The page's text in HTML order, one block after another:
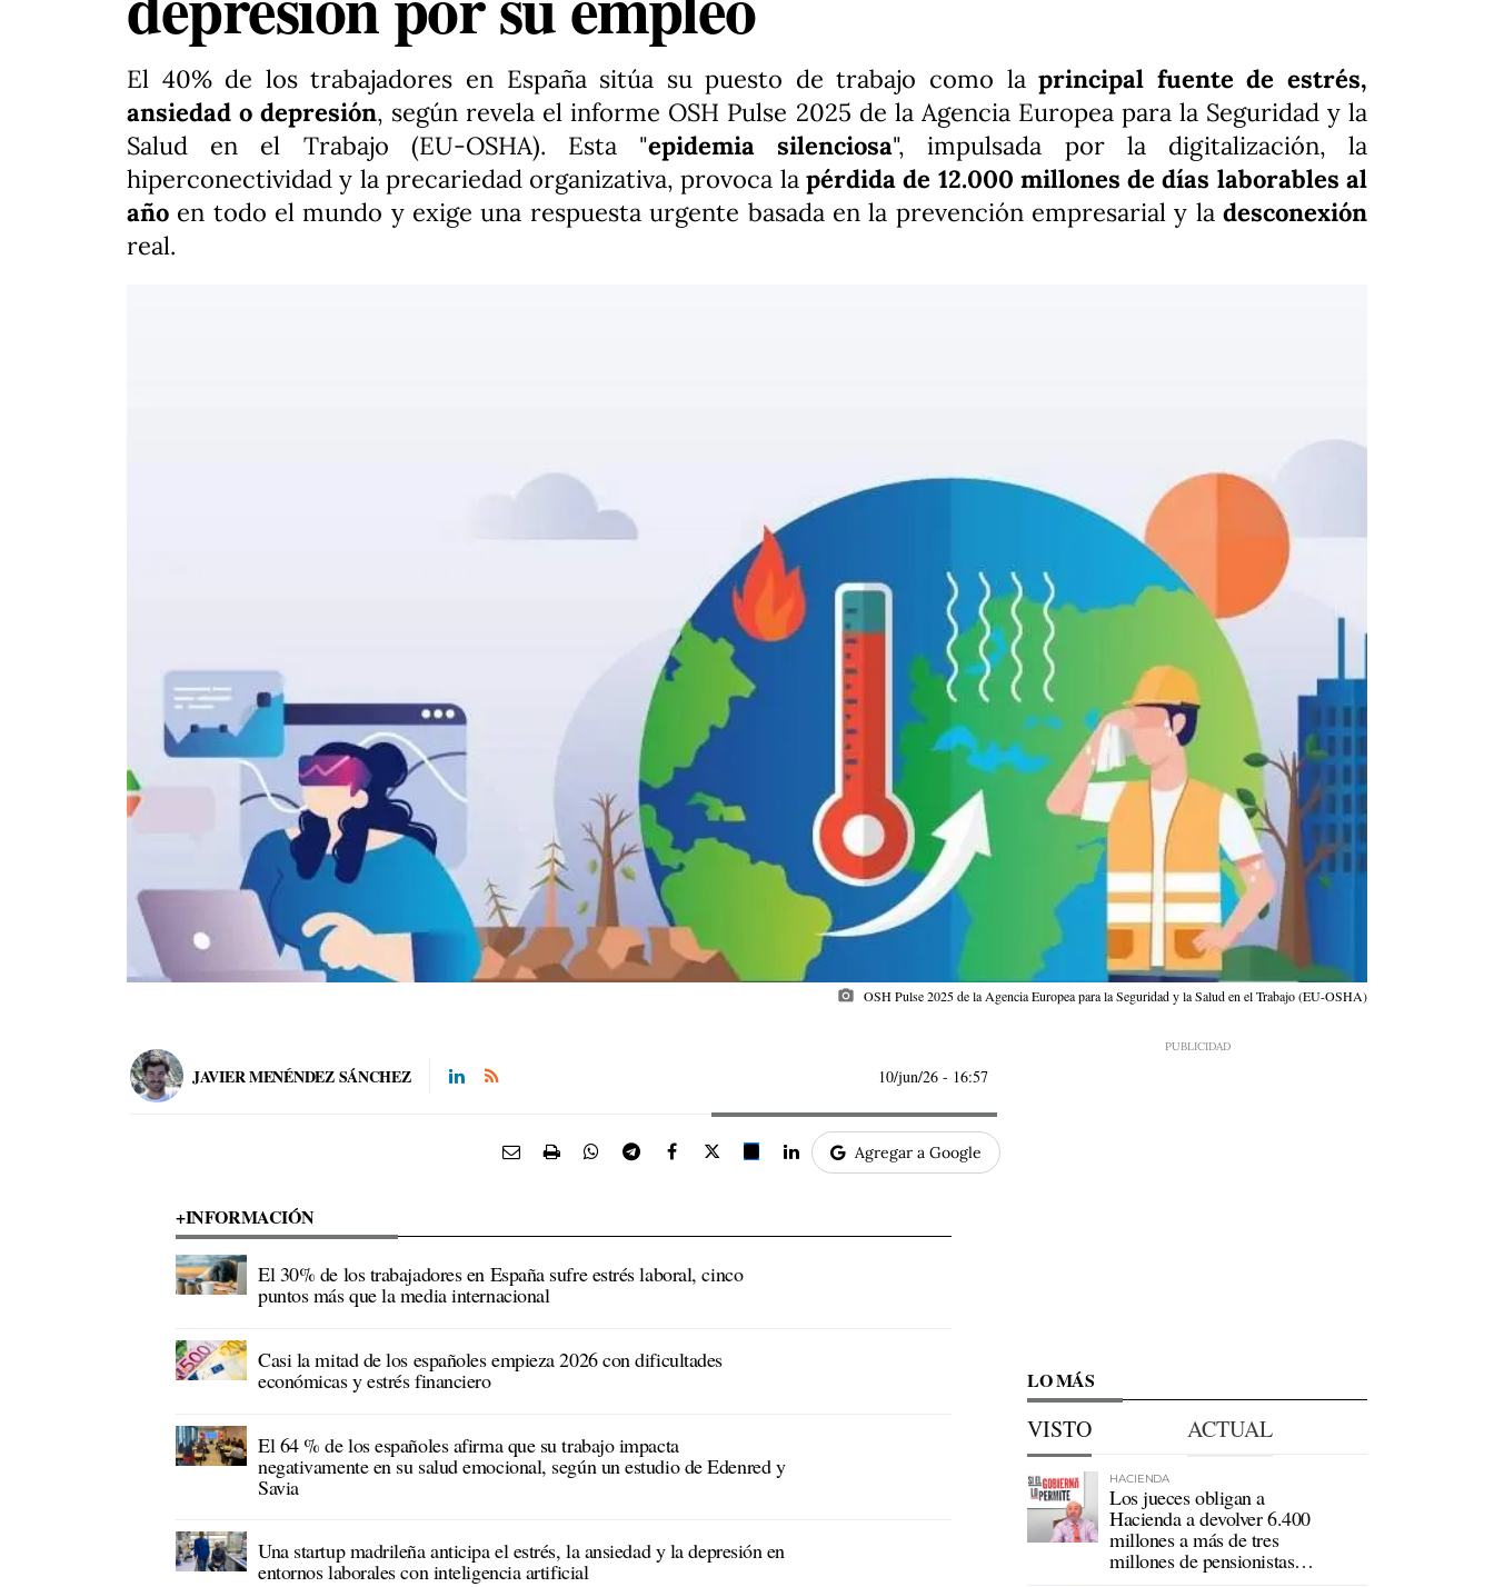
El 40% de los trabajadores en España sitúa su puesto de trabajo como laprincipal fuente de estrés,
ansiedad o depresión, según revela el informe OSH Pulse 2025 de la Agencia Europea para la Seguridad y la
Salud en el Trabajo (EU-OSHA). Esta "epidemia silenciosa", impulsada por la digitalización, la
hiperconectividad y la precariedad organizativa, provoca lapérdida de 12.000 millones de días laborables al
año en todo el mundo y exige una respuesta urgente basada en la prevención empresarial y la desconexión
real.
photo_camera OSH Pulse 2025 de la Agencia Europea para la Seguridad y la Salud en el Trabajo (EU-OSHA)
JAVIER MENÉNDEZ SÁNCHEZ 10/jun/26 - 16:57
Agregar a Google
+INFORMACIÓN
El 30% de los trabajadores en España sufre estrés laboral, cinco
puntos más que la media internacional
Casi la mitad de los españoles empieza 2026 con dificultades
económicas y estrés financiero
El 64 % de los españoles afirma que su trabajo impacta
negativamente en su salud emocional, según un estudio de Edenred y
Savia
Una startup madrileña anticipa el estrés, la ansiedad y la depresión en
entornos laborales con inteligencia artificial
LO MÁS
VISTO ACTUAL
HACIENDA
Los jueces obligan a
Hacienda a devolver 6.400
millones a más de tres
millones de pensionistas